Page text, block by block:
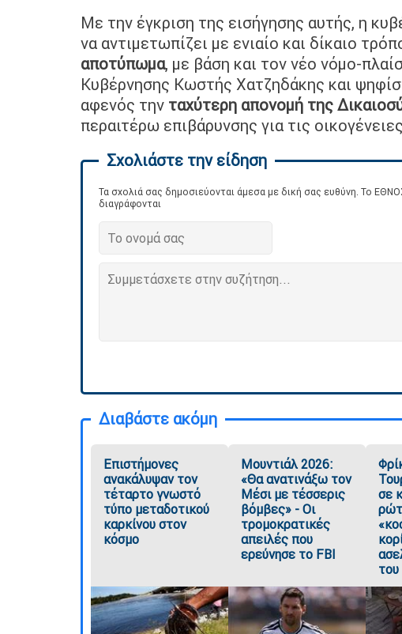
Με την έγκριση της εισήγησης αυτής, η
να αντιμετωπίζει με ενιαίο και δίκαιο
αποτύπωμα, με βάση και τον νέο νόμο-
Κυβέρνησης Κωστής Χατζηδάκης και
αφενός την ταχύτερη απονομή της
περαιτέρω επιβάρυνσης για τις
Τα σχολιά σας δημοσιεύονται άμεσα με δική σας ευθύνη. Το
διαγράφονται
Διαβάστε ακόμη
Επιστήμονες
ανακάλυψαν τον
τέταρτο γνωστό
τύπο μεταδοτικού
καρκίνου στον
κόσμο
Μουντιάλ 2026:
«Θα ανατινάξω τον
Μέσι με τέσσερις
βόμβες» - Οι
τρομοκρατικές
απειλές που
ερεύνησε το FBI
σε
του